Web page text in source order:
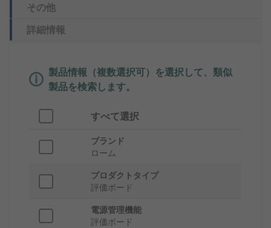
その他
詳細情報
製品情報（複数選択可）を選択して、類似
製品を検索します。
すべて選択
ブランド
ローム
プロダクトタイプ
評価ボード
電源管理機能
評価ボード